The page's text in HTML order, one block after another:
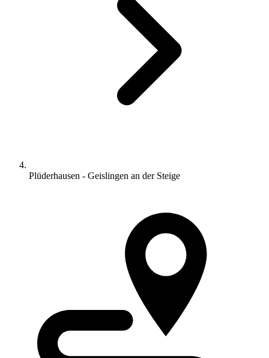
Plüderhausen - Geislingen an der Steige